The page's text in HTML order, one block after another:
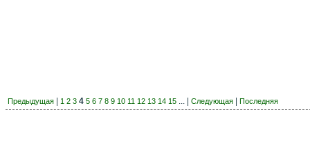
Предыдущая 1 2 3 4 5 6 7 8 9 10 11 12 13 14 15 ... | Следующая Последняя